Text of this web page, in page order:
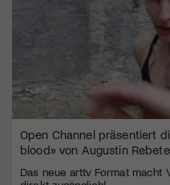
Open Channel präsentiert
blood» von Augustin
Das neue arttv Format macht